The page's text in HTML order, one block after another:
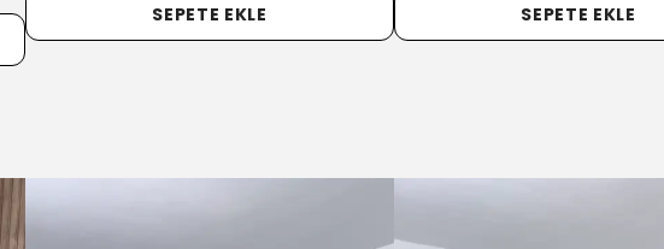
SEPETE EKLE
SEPETE EKLE